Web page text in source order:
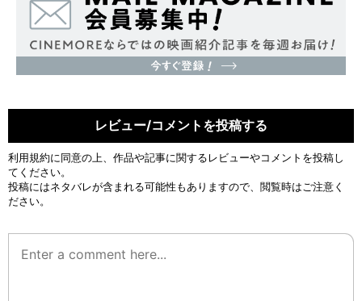
レビュー/コメントを投稿する
利用規約に同意の上、作品や記事に関するレビューやコメントを投稿し
てください。
投稿にはネタバレが含まれる可能性もありますので、閲覧時はご注意く
ださい。